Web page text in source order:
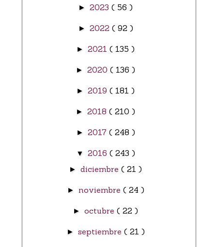
► 2023 ( 56 )
► 2022 ( 92 )
► 2021 ( 135 )
► 2020 ( 136 )
► 2019 ( 181 )
► 2018 ( 210 )
► 2017 ( 248 )
▼ 2016 ( 243 )
► diciembre ( 21 )
► noviembre ( 24 )
► octubre ( 22 )
► septiembre ( 21 )